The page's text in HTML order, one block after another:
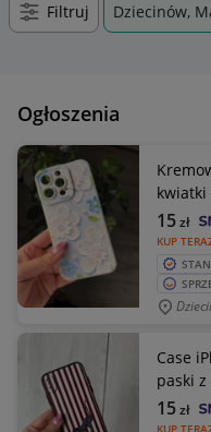
Filtruj Dziecinów,
Ogłoszenia
kwiatki
KUP
15zł
Case
paski
KUP
15zł